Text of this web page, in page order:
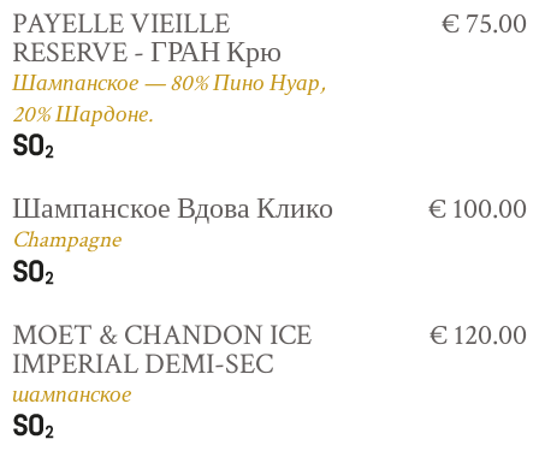
PAYELLE VIEILLE
RESERVE - ГРАН Крю
Шампанское — 80% Пино Нуар,
20% Шардоне.
€ 75.00
Шампанское Вдова Клико
Champagne
€ 100.00
MOET & CHANDON ICE
IMPERIAL DEMI-SEC
шампанское
€ 120.00